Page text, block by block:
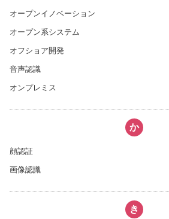
オープンイノベーション
オープン系システム
オフショア開発
音声認識
オンプレミス
か
顔認証
画像認識
き